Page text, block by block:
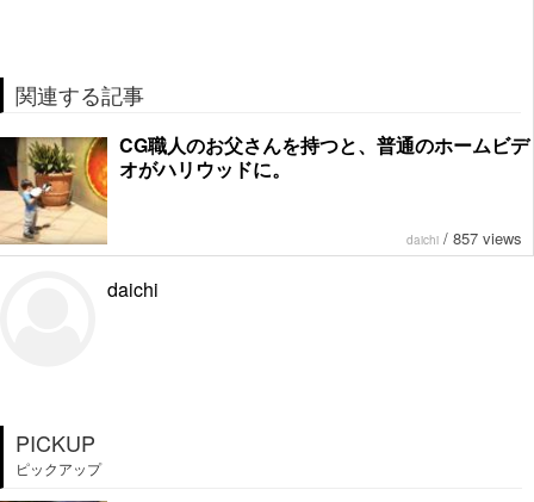
関連する記事
CG職人のお父さんを持つと、普通のホームビデ
オがハリウッドに。
daichi / 857 views
daichi
PICKUP
ピックアップ